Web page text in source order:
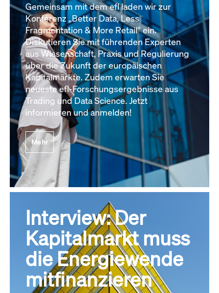
Gemeinsam mit dem efl laden wir zur
Konferenz „Better Data, Less
Fragmentation & More Retail“ ein.
Diskutieren Sie mit führenden Experten
aus Wissenschaft, Praxis und Regulierung
über die Zukunft der europäischen
Kapitalmärkte. Zudem erwarten Sie
neueste efl-Forschungsergebnisse aus
Trading und Data Science. Jetzt
informieren und anmelden!
Mehr
Interview: Der
Kapitalmarkt muss
die Energiewende
mitfinanzieren